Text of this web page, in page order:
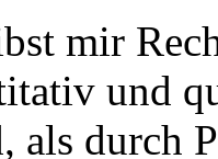
mir
und
als durch